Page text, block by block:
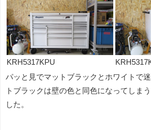
KRH5317KPU
パッと見でマットブラックとホワイトで
トブラックは壁の色と同色になってしま
した。